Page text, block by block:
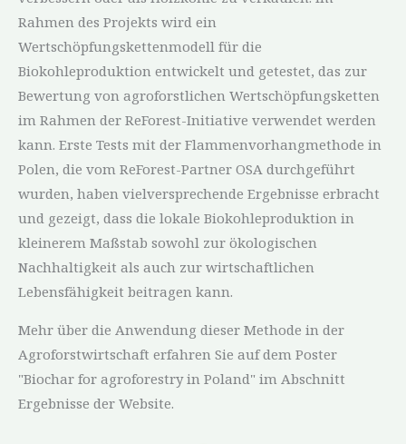
Rahmen des Projekts wird ein
Wertschöpfungskettenmodell für die
Biokohleproduktion entwickelt und getestet, das zur
Bewertung von agroforstlichen Wertschöpfungsketten
im Rahmen der ReForest-Initiative verwendet werden
kann. Erste Tests mit der Flammenvorhangmethode in
Polen, die vom ReForest-Partner OSA durchgeführt
wurden, haben vielversprechende Ergebnisse erbracht
und gezeigt, dass die lokale Biokohleproduktion in
kleinerem Maßstab sowohl zur ökologischen
Nachhaltigkeit als auch zur wirtschaftlichen
Lebensfähigkeit beitragen kann.
Mehr über die Anwendung dieser Methode in der
Agroforstwirtschaft erfahren Sie auf dem Poster
"Biochar for agroforestry in Poland" im Abschnitt
Ergebnisse der Website.